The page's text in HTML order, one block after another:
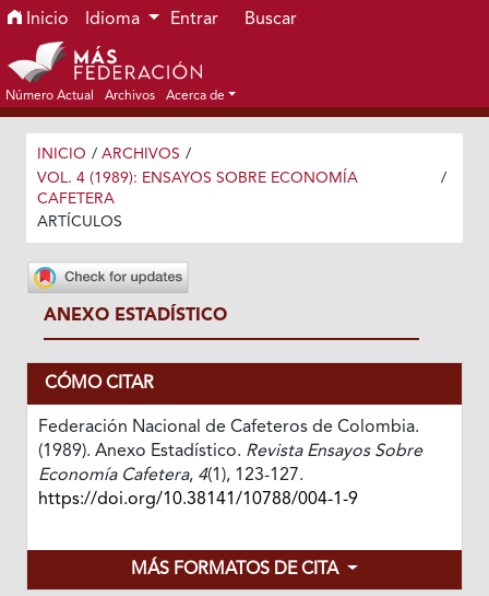
Ir al menú de navegación principal
Ir al contenido principal
Ir al pie de página del sitio
Inicio Idioma Entrar Buscar
Número Actual Archivos Acerca de
INICIO / ARCHIVOS /
VOL. 4 (1989): ENSAYOS SOBRE ECONOMÍA
CAFETERA
/
ARTÍCULOS
ANEXO ESTADÍSTICO
CÓMO CITAR
Federación Nacional de Cafeteros de Colombia.
(1989). Anexo Estadístico. Revista Ensayos Sobre
Economía Cafetera, 4(1), 123-127.
https://doi.org/10.38141/10788/004-1-9
MÁS FORMATOS DE CITA